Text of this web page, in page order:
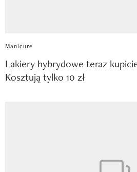
Manicure
Lakiery hybrydowe teraz
Kosztują tylko 10 zł